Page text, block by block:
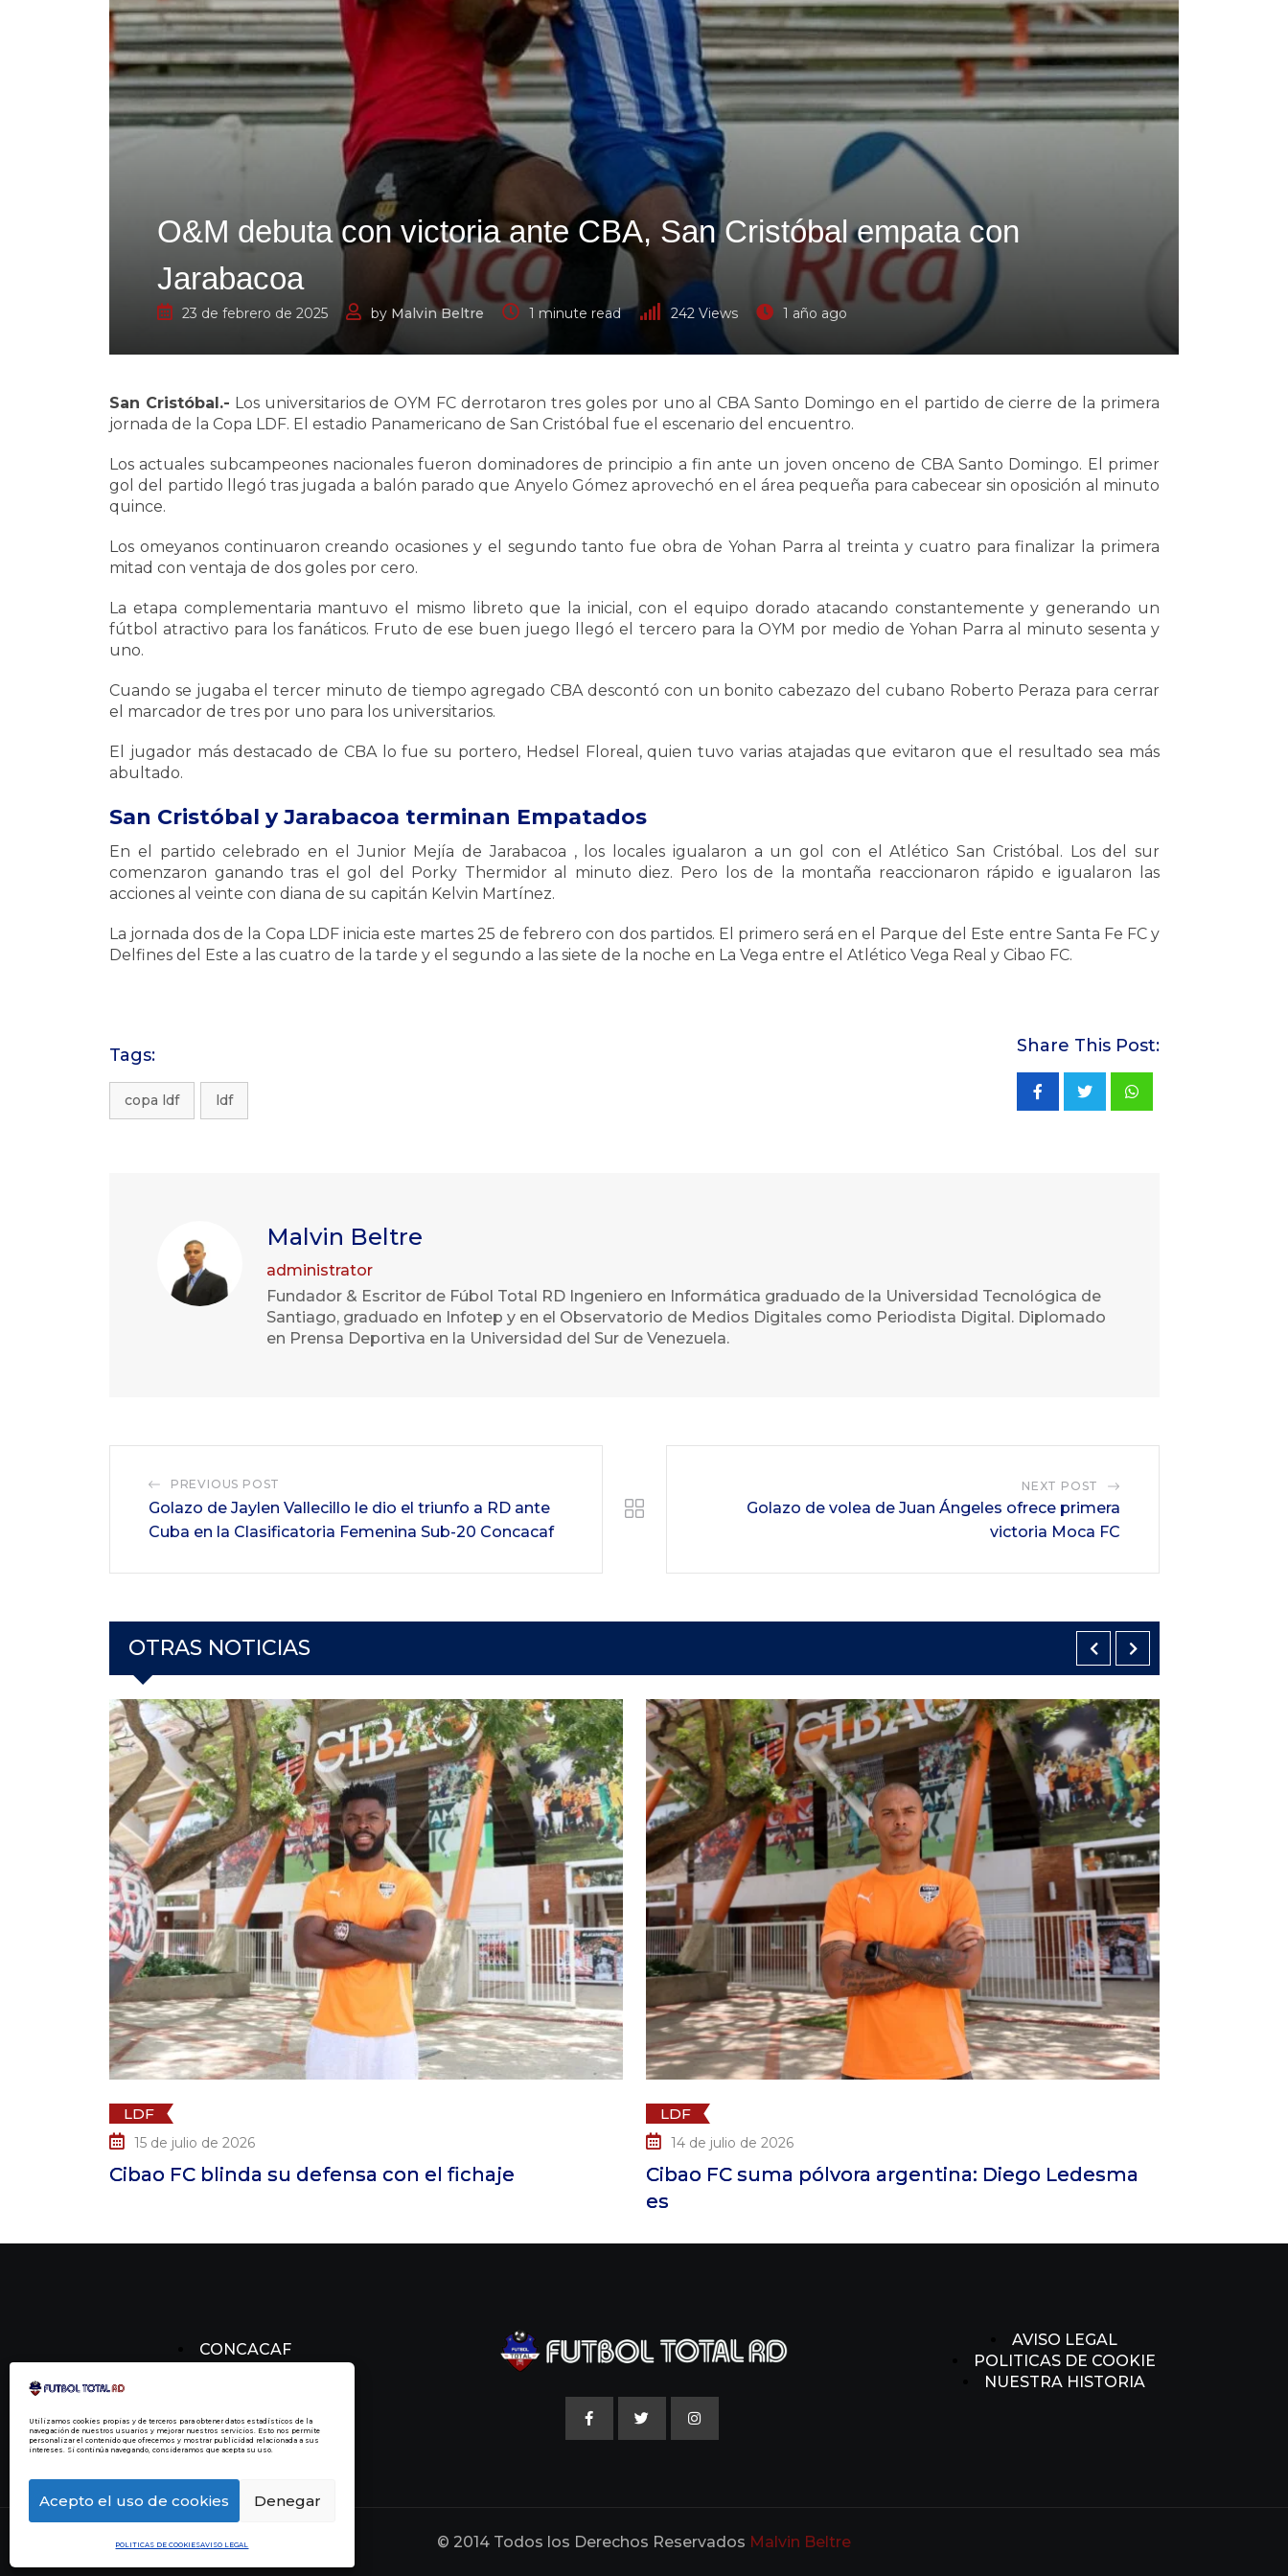
Utilizamos cookies propias y de terceros para obtener datos estadísticos de la
navegación de nuestros usuarios y mejorar nuestros servicios. Esto nos permite
personalizar el contenido que ofrecemos y mostrar publicidad relacionada a sus
intereses. Si continúa navegando, consideramos que acepta su uso.
Acepto el uso de cookies Denegar
POLITICAS DE COOKIESAVISO LEGAL
O&M debuta con victoria ante CBA, San Cristóbal empata con
Jarabacoa
23 de febrero de 2025 by Malvin Beltre 1 minute read 242 Views 1 año ago
San Cristóbal.- Los universitarios de OYM FC derrotaron tres goles por uno al CBA Santo Domingo en el partido de cierre de la primera
jornada de la Copa LDF. El estadio Panamericano de San Cristóbal fue el escenario del encuentro.
Los actuales subcampeones nacionales fueron dominadores de principio a fin ante un joven onceno de CBA Santo Domingo. El primer
gol del partido llegó tras jugada a balón parado que Anyelo Gómez aprovechó en el área pequeña para cabecear sin oposición al minuto
quince.
Los omeyanos continuaron creando ocasiones y el segundo tanto fue obra de Yohan Parra al treinta y cuatro para finalizar la primera
mitad con ventaja de dos goles por cero.
La etapa complementaria mantuvo el mismo libreto que la inicial, con el equipo dorado atacando constantemente y generando un
fútbol atractivo para los fanáticos. Fruto de ese buen juego llegó el tercero para la OYM por medio de Yohan Parra al minuto sesenta y
uno.
Cuando se jugaba el tercer minuto de tiempo agregado CBA descontó con un bonito cabezazo del cubano Roberto Peraza para cerrar
el marcador de tres por uno para los universitarios.
El jugador más destacado de CBA lo fue su portero, Hedsel Floreal, quien tuvo varias atajadas que evitaron que el resultado sea más
abultado.
San Cristóbal y Jarabacoa terminan Empatados
En el partido celebrado en el Junior Mejía de Jarabacoa , los locales igualaron a un gol con el Atlético San Cristóbal. Los del sur
comenzaron ganando tras el gol del Porky Thermidor al minuto diez. Pero los de la montaña reaccionaron rápido e igualaron las
acciones al veinte con diana de su capitán Kelvin Martínez.
La jornada dos de la Copa LDF inicia este martes 25 de febrero con dos partidos. El primero será en el Parque del Este entre Santa Fe FC y
Delfines del Este a las cuatro de la tarde y el segundo a las siete de la noche en La Vega entre el Atlético Vega Real y Cibao FC.
Tags:
copa ldf ldf
Share This Post:
Whatsapp
Malvin Beltre
administrator
Fundador & Escritor de Fúbol Total RD Ingeniero en Informática graduado de la Universidad Tecnológica de
Santiago, graduado en Infotep y en el Observatorio de Medios Digitales como Periodista Digital. Diplomado
en Prensa Deportiva en la Universidad del Sur de Venezuela.
PREVIOUS POST
Golazo de Jaylen Vallecillo le dio el triunfo a RD ante
Cuba en la Clasificatoria Femenina Sub-20 Concacaf
NEXT POST
Golazo de volea de Juan Ángeles ofrece primera
victoria Moca FC
OTRAS NOTICIAS
con el fichaje
Cibao FC suma pólvora argentina: Diego Ledesma
Juan Ángeles deja Moca FC tras más de
CONCACAF
AVISO LEGAL
POLITICAS DE COOKIE
NUESTRA HISTORIA
© 2014 Todos los Derechos Reservados Malvin Beltre